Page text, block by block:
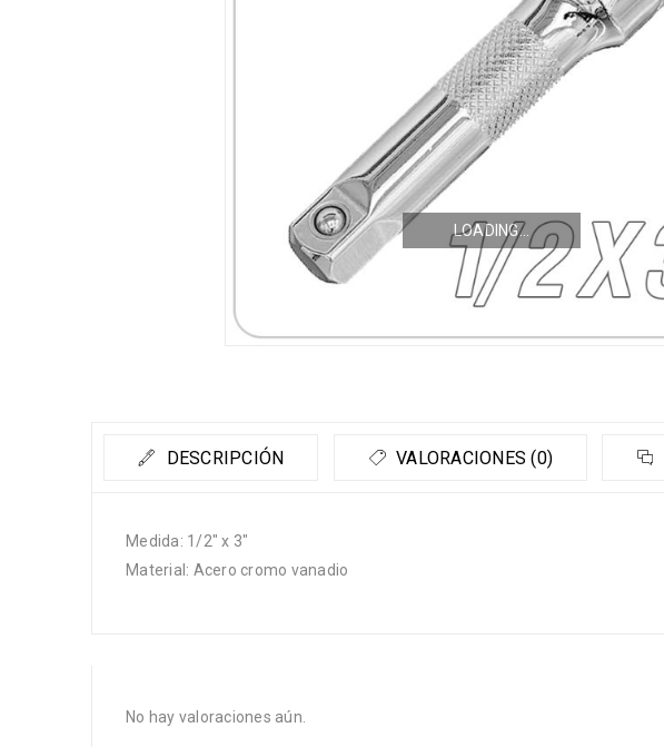
LOADING...
DESCRIPCIÓN VALORACIONES (0)
Medida: 1/2″ x 3″
Material: Acero cromo vanadio
No hay valoraciones aún.